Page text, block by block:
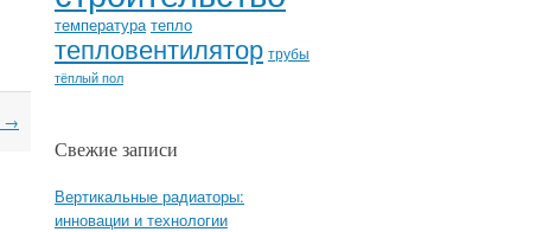
→
температура тепло
тепловентилятор трубы
тёплый пол
Свежие записи
Вертикальные радиаторы:
инновации и технологии